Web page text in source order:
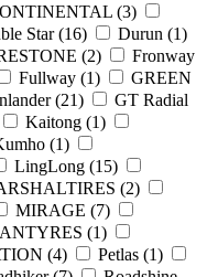
(3)
Star(16) Durun (1)
(2)
Fronway
Fullway (1)
GREEN
(21)
GT Radial
Kaitong (1)
(1)
LingLong (15)
(2)
MIRAGE (7)
(1)
(4) Petlas (1)